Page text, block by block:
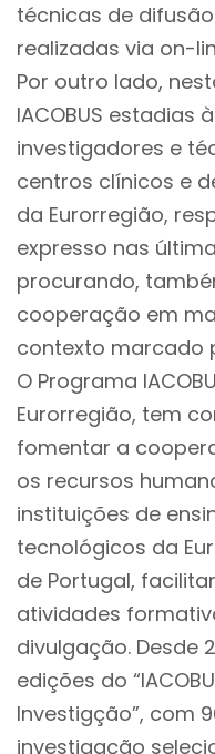
técnicas de
realizadas via on-
Por outro lado,
IACOBUS estadias
investigadores e
centros clínicos e
da Eurorregião,
expresso nas
procurando,
cooperação em
contexto marcado
O Programa
Eurorregião, tem
fomentar a
os recursos
instituições de
tecnológicos da
de Portugal,
atividades
divulgação. Desde
edições do
Investigção”, com
investigação